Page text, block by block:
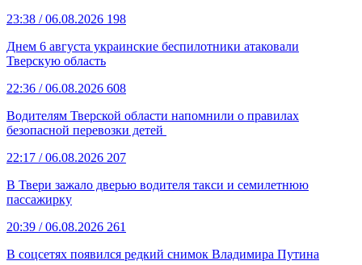
23:38 / 06.08.2026 198
Днем 6 августа украинские беспилотники атаковали
Тверскую область
22:36 / 06.08.2026 608
Водителям Тверской области напомнили о правилах
безопасной перевозки детей
22:17 / 06.08.2026 207
В Твери зажало дверью водителя такси и семилетнюю
пассажирку
20:39 / 06.08.2026 261
В соцсетях появился редкий снимок Владимира Путина